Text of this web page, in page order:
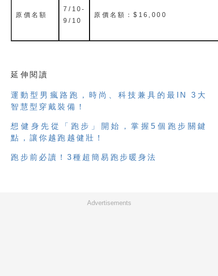
原價名額
7/10-
9/10
原價名額：$16,000
延伸閱讀
運動型男瘋路跑，時尚、科技兼具的最IN 3大
智慧型穿戴裝備！
想健身先從「跑步」開始，掌握5個跑步關鍵
點，讓你越跑越健壯！
跑步前必讀！3種超簡易跑步暖身法
Advertisements